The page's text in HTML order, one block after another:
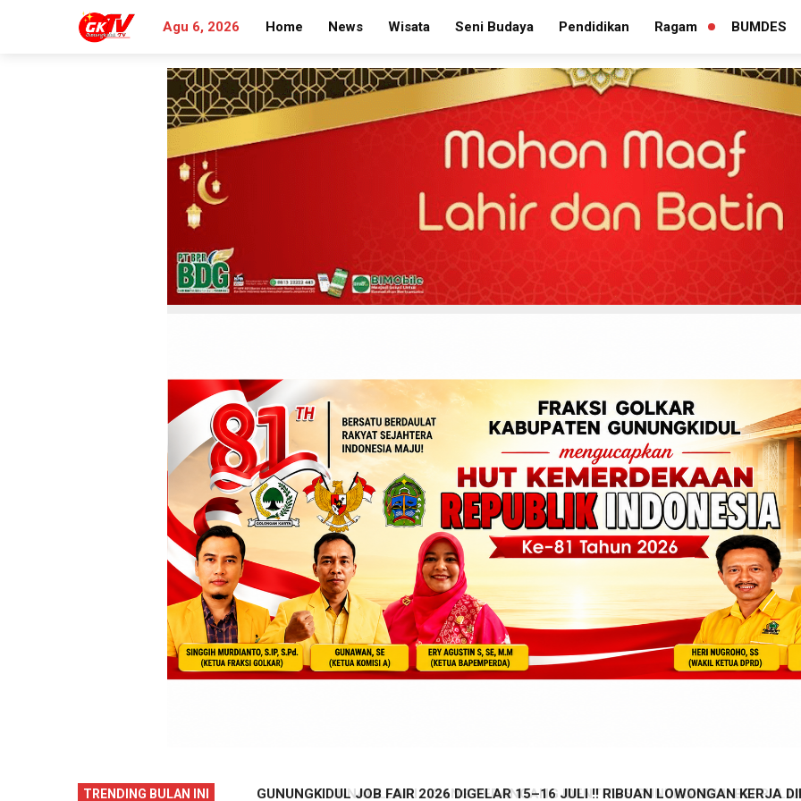
Agu 6, 2026 Home News Wisata Seni Budaya Pendidikan Ragam
PERLUAS
BUMDES
TRENDING BULAN INI
SELAMAT JALAN, TJIPTA
GUNUNGKIDUL JOB FAIR 2026 DIGELAR 15–16 JULI !! RIBUAN LOWONGAN KERJA